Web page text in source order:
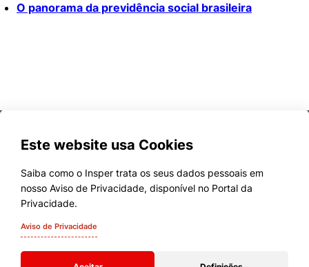
O panorama da previdência social brasileira
Este website usa Cookies
Saiba como o Insper trata os seus dados pessoais em
nosso Aviso de Privacidade, disponível no Portal da
Privacidade.
Aviso de Privacidade
Cursos
Quem Somos
Comunidade Transforme